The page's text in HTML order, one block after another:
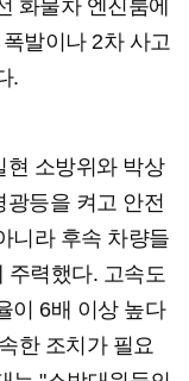
화물차 엔진룸에
발이나 2차 사고
.
현 소방위와 박상
등을 켜고 안전
니라 후속 차량들
주력했다. 고속도
이 6배 이상 높다
한 조치가 필요